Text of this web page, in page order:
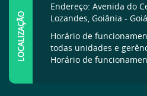
LOCALIZAÇÃO
Endereço: Avenida do
Lozandes, Goiânia -
Horário de
todas unidades e
Horário de